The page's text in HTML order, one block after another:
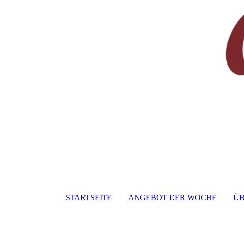
STARTSEITE ANGEBOT DER WOCHE